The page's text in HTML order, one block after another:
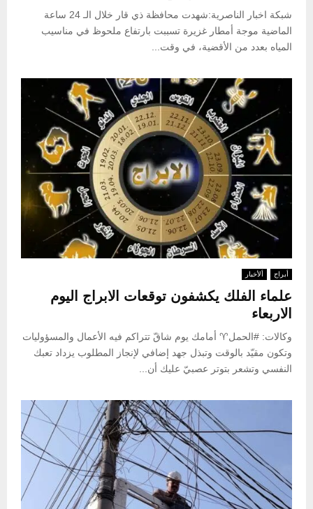
شبكة اخبار الناصرية:شهدت محافظة ذي قار خلال الـ 24 ساعة
الماضية موجة أمطار غزيرة تسببت بارتفاع ملحوظ في مناسيب
المياه بعدد من الأقضية، في وقت...
أبراج ألأخبار
علماء الفلك يكشفون توقعات الابراج اليوم
الاربعاء
وكالات: #الحمل♈️ أمامك يوم شاقّ تتراكم فيه الأعمال والمسؤوليات
وتكون مقيّد بالوقت وتبذل جهد إضافي لإنجاز المطلوب يزداد تعبك
النفسي وتشعر بتوتر عصبيّ عليك أن...